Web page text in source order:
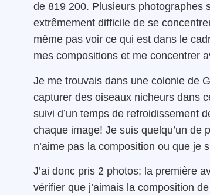
de 819 200. Plusieurs photographes
extrêmement difficile de se
même pas voir ce qui est dans le
mes compositions et me concentrer
Je me trouvais dans une colonie de
capturer des oiseaux nicheurs dans
suivi d’un temps de refroidissement
chaque image! Je suis quelqu’un
n’aime pas la composition ou que je
J’ai donc pris 2 photos; la première
vérifier que j’aimais la composition